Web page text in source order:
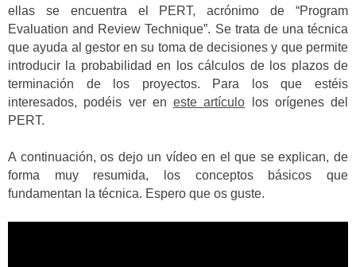
ellas se encuentra el PERT, acrónimo de “Program
Evaluation and Review Technique”. Se trata de una técnica
que ayuda al gestor en su toma de decisiones y que permite
introducir la probabilidad en los cálculos de los plazos de
terminación de los proyectos. Para los que estéis
interesados, podéis ver en este artículo los orígenes del
PERT.
A continuación, os dejo un vídeo en el que se explican, de
forma muy resumida, los conceptos básicos que
fundamentan la técnica. Espero que os guste.